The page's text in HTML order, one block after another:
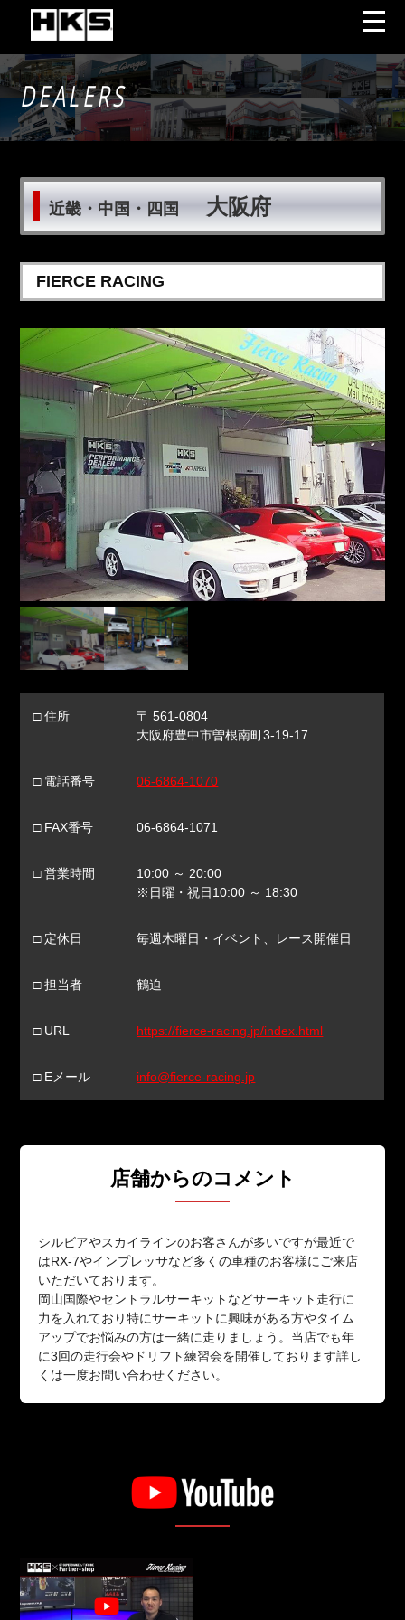
DEALERS
近畿・中国・四国 大阪府
FIERCE RACING
□ 住所
〒 561-0804
大阪府豊中市曽根南町3-19-17
□ 電話番号 06-6864-1070
□ FAX番号 06-6864-1071
□ 営業時間
10:00 ～ 20:00
※日曜・祝日10:00 ～ 18:30
□ 定休日 毎週木曜日・イベント、レース開催日
□ 担当者 鶴迫
□ URL https://fierce-racing.jp/index.html
□ Eメール info@fierce-racing.jp
店舗からのコメント
シルビアやスカイラインのお客さんが多いですが最近で
はRX-7やインプレッサなど多くの車種のお客様にご来店
いただいております。
岡山国際やセントラルサーキットなどサーキット走行に
力を入れており特にサーキットに興味がある方やタイム
アップでお悩みの方は一緒に走りましょう。当店でも年
に3回の走行会やドリフト練習会を開催しております詳し
くは一度お問い合わせください。